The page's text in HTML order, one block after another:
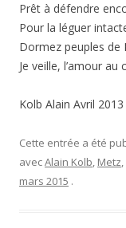
Prêt à défendre
Pour la léguer
Dormez peuples de
Je veille, l’amour
Kolb Alain Avril 2013
Cette entrée a été
avecAlain Kolb, Metz,
mars 2015 .